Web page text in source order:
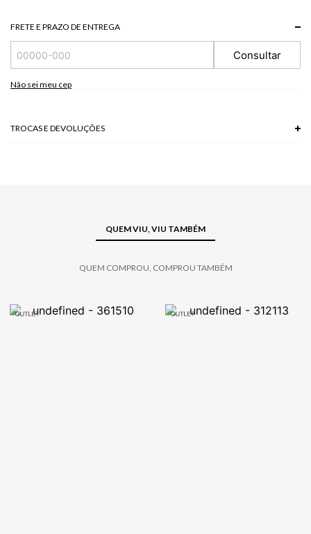
FRETE E PRAZO DE ENTREGA
Consultar
Não sei meu cep
TROCAS E DEVOLUÇÕES
QUEM VIU, VIU TAMBÉM
QUEM COMPROU, COMPROU TAMBÉM